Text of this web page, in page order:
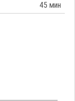
45 мин